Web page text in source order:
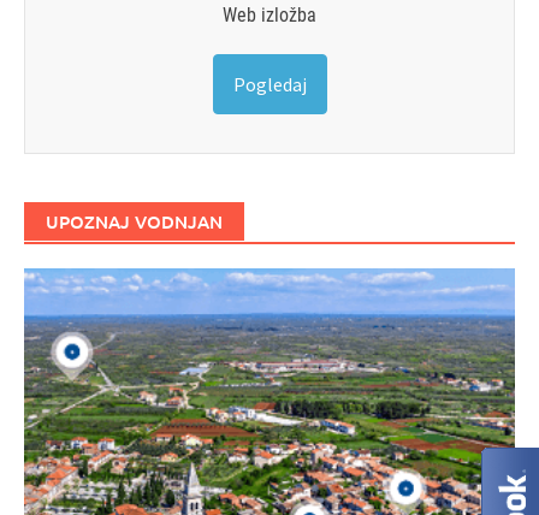
Web izložba
Pogledaj
UPOZNAJ VODNJAN